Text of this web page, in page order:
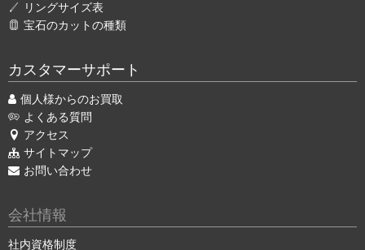
リングサイズ表
宝石のカットの種類
カスタマーサポート
個人様からのお買取
よくある質問
アクセス
サイトマップ
お問い合わせ
会社情報
社内資格制度